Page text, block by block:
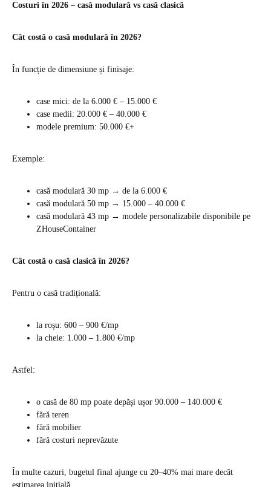
Costuri în 2026 – casă modulară vs casă clasică
Cât costă o casă modulară în 2026?
În funcție de dimensiune și finisaje:
case mici: de la 6.000 € – 15.000 €
case medii: 20.000 € – 40.000 €
modele premium: 50.000 €+
Exemple:
casă modulară 30 mp → de la 6.000 €
casă modulară 50 mp → 15.000 – 40.000 €
casă modulară 43 mp → modele personalizabile disponibile pe
ZHouseContainer
Cât costă o casă clasică în 2026?
Pentru o casă tradițională:
la roșu: 600 – 900 €/mp
la cheie: 1.000 – 1.800 €/mp
Astfel:
o casă de 80 mp poate depăși ușor 90.000 – 140.000 €
fără teren
fără mobilier
fără costuri neprevăzute
În multe cazuri, bugetul final ajunge cu 20–40% mai mare decât
estimarea inițială.